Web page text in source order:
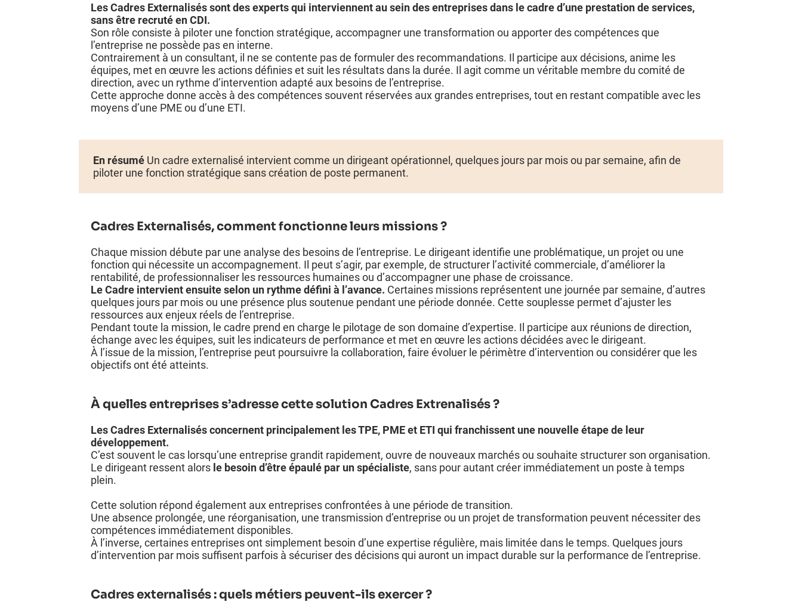
Les Cadres Externalisés sont des experts qui interviennent au sein des entreprises dans le cadre d’une prestation de services,
sans être recruté en CDI.
Son rôle consiste à piloter une fonction stratégique, accompagner une transformation ou apporter des compétences que
l’entreprise ne possède pas en interne.
Contrairement à un consultant, il ne se contente pas de formuler des recommandations. Il participe aux décisions, anime les
équipes, met en œuvre les actions définies et suit les résultats dans la durée. Il agit comme un véritable membre du comité de
direction, avec un rythme d’intervention adapté aux besoins de l’entreprise.
Cette approche donne accès à des compétences souvent réservées aux grandes entreprises, tout en restant compatible avec les
moyens d’une PME ou d’une ETI.
En résumé Un cadre externalisé intervient comme un dirigeant opérationnel, quelques jours par mois ou par semaine, afin de
piloter une fonction stratégique sans création de poste permanent.
Cadres Externalisés,comment fonctionne leurs missions?
Chaque mission débute par une analyse des besoins de l’entreprise. Le dirigeant identifie une problématique, un projet ou une
fonction qui nécessite un accompagnement. Il peut s’agir, par exemple, de structurer l’activité commerciale, d’améliorer la
rentabilité, de professionnaliser les ressources humaines ou d’accompagner une phase de croissance.
Le Cadre intervient ensuite selon un rythme défini à l’avance. Certaines missions représentent une journée par semaine, d’autres
quelques jours par mois ou une présence plus soutenue pendant une période donnée. Cette souplesse permet d’ajuster les
ressources aux enjeux réels de l’entreprise.
Pendant toute la mission, le cadre prend en charge le pilotage de son domaine d’expertise. Il participe aux réunions de direction,
échange avec les équipes, suit les indicateurs de performance et met en œuvre les actions décidées avec le dirigeant.
À l’issue de la mission, l’entreprise peut poursuivre la collaboration, faire évoluer le périmètre d’intervention ou considérer que les
objectifs ont été atteints.
À quelles entreprises s’adresse cette solution Cadres Extrenalisés ?
Les Cadres Externalisés concernent principalement les TPE, PME et ETI qui franchissent une nouvelle étape de leur
développement.
C’est souvent le cas lorsqu’une entreprise grandit rapidement, ouvre de nouveaux marchés ou souhaite structurer son organisation.
Le dirigeant ressent alors le besoin d’être épaulé par un spécialiste, sans pour autant créer immédiatement un poste à temps
plein.
Cette solution répond également aux entreprises confrontées à une période de transition.
Une absence prolongée, une réorganisation, une transmission d’entreprise ou un projet de transformation peuvent nécessiter des
compétences immédiatement disponibles.
À l’inverse, certaines entreprises ont simplement besoin d’une expertise régulière, mais limitée dans le temps. Quelques jours
d’intervention par mois suffisent parfois à sécuriser des décisions qui auront un impact durable sur la performance de l’entreprise.
Cadres externalisés : quels métiers peuvent-ils exercer ?